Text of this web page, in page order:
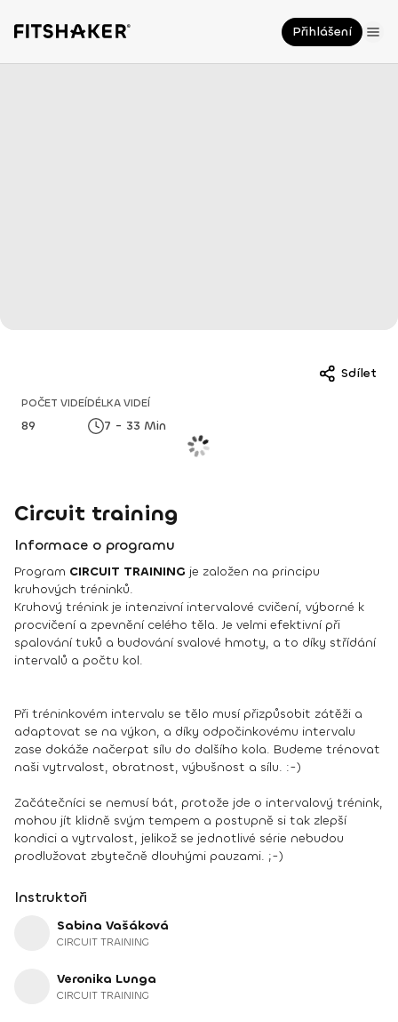
Přihlášení
Sdílet
POČET VIDEÍ
89
DÉLKA VIDEÍ
7 - 33 Min
Circuit training
Informace o programu
Program CIRCUIT TRAINING je založen na principu
kruhových tréninků.
Kruhový trénink je intenzivní intervalové cvičení, výborné k
procvičení a zpevnění celého těla. Je velmi efektivní při
spalování tuků a budování svalové hmoty, a to díky střídání
intervalů a počtu kol.
Při tréninkovém intervalu se tělo musí přizpůsobit zátěži a
adaptovat se na výkon, a díky odpočinkovému intervalu
zase dokáže načerpat sílu do dalšího kola. Budeme trénovat
naši vytrvalost, obratnost, výbušnost a sílu. :-)
Začátečníci se nemusí bát, protože jde o intervalový trénink,
mohou jít klidně svým tempem a postupně si tak zlepší
kondici a vytrvalost, jelikož se jednotlivé série nebudou
prodlužovat zbytečně dlouhými pauzami. ;-)
Instruktoři
Sabina Vašáková
CIRCUIT TRAINING
Veronika Lunga
CIRCUIT TRAINING